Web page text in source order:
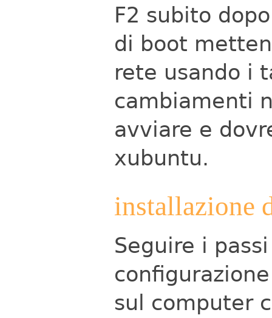
F2 subito
di boot
rete usando i
cambiamenti
avviare e
xubuntu.
installazione
Seguire i
sul computer